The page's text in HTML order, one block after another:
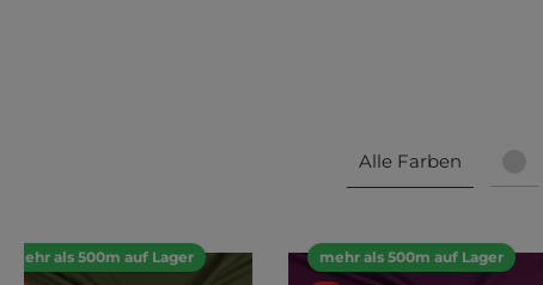
Alle Farben
mehr als 500m auf Lager mehr als 500m auf Lager